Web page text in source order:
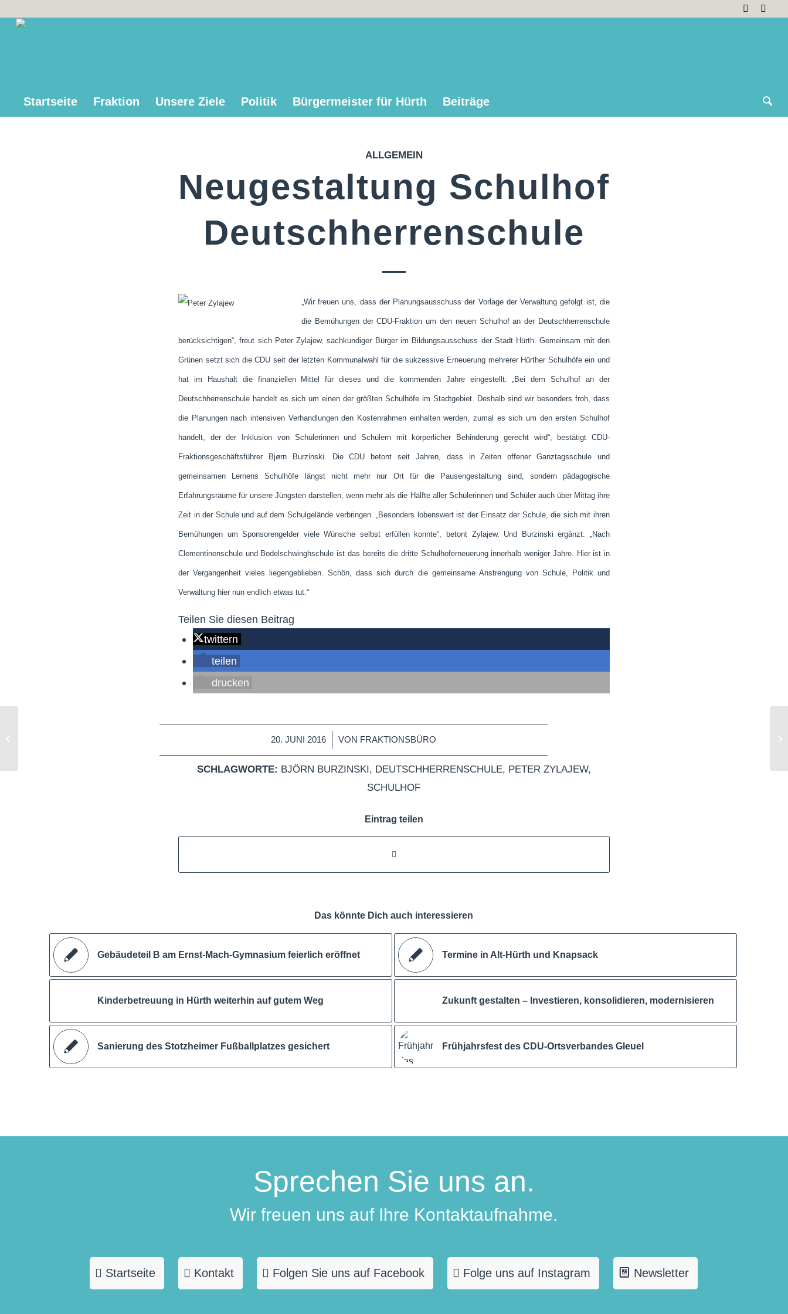
Startseite Fraktion Unsere Ziele Politik Bürgermeister für Hürth Beiträge
ALLGEMEIN
Neugestaltung Schulhof
Deutschherrenschule
„Wir freuen uns, dass der Planungsausschuss der Vorlage der Verwaltung gefolgt ist, die
die Bemühungen der CDU-Fraktion um den neuen Schulhof an der Deutschherrenschule
berücksichtigen“, freut sich Peter Zylajew, sachkundiger Bürger im Bildungsausschuss der Stadt Hürth. Gemeinsam mit den
Grünen setzt sich die CDU seit der letzten Kommunalwahl für die sukzessive Erneuerung mehrerer Hürther Schulhöfe ein und
hat im Haushalt die finanziellen Mittel für dieses und die kommenden Jahre eingestellt. „Bei dem Schulhof an der
Deutschherrenschule handelt es sich um einen der größten Schulhöfe im Stadtgebiet. Deshalb sind wir besonders froh, dass
die Planungen nach intensiven Verhandlungen den Kostenrahmen einhalten werden, zumal es sich um den ersten Schulhof
handelt, der der Inklusion von Schülerinnen und Schülern mit körperlicher Behinderung gerecht wird“, bestätigt CDU-
Fraktionsgeschäftsführer Bjørn Burzinski. Die CDU betont seit Jahren, dass in Zeiten offener Ganztagsschule und
gemeinsamen Lernens Schulhöfe längst nicht mehr nur Ort für die Pausengestaltung sind, sondern pädagogische
Erfahrungsräume für unsere Jüngsten darstellen, wenn mehr als die Hälfte aller Schülerinnen und Schüler auch über Mittag ihre
Zeit in der Schule und auf dem Schulgelände verbringen. „Besonders lobenswert ist der Einsatz der Schule, die sich mit ihren
Bemühungen um Sponsorengelder viele Wünsche selbst erfüllen konnte“, betont Zylajew. Und Burzinski ergänzt: „Nach
Clementinenschule und Bodelschwinghschule ist das bereits die dritte Schulhoferneuerung innerhalb weniger Jahre. Hier ist in
der Vergangenheit vieles liegengeblieben. Schön, dass sich durch die gemeinsame Anstrengung von Schule, Politik und
Verwaltung hier nun endlich etwas tut.“
Teilen Sie diesen Beitrag
twittern
teilen
drucken
20. JUNI 2016
/ VON FRAKTIONSBÜRO
SCHLAGWORTE: BJÖRN BURZINSKI , DEUTSCHHERRENSCHULE, PETER ZYLAJEW,
SCHULHOF
Eintrag teilen
Das könnte Dich auch interessieren
Gebäudeteil B am Ernst-Mach-Gymnasium feierlich eröffnet Termine in Alt-Hürth und Knapsack
Kinderbetreuung in Hürth weiterhin auf gutem Weg Zukunft gestalten – Investieren, konsolidieren, modernisieren
Sanierung des Stotzheimer Fußballplatzes gesichert Frühjahrsfest des CDU-Ortsverbandes Gleuel
Sprechen Sie uns an.
Wir freuen uns auf Ihre Kontaktaufnahme.
Startseite Kontakt Folgen Sie uns auf Facebook Folge uns auf Instagram Newsletter